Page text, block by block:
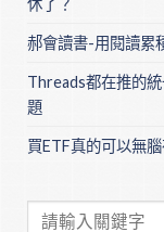
休了？
郝會讀書-用閱讀累
Threads都在推的
題
買ETF真的可以無